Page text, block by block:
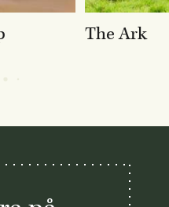
The Ark